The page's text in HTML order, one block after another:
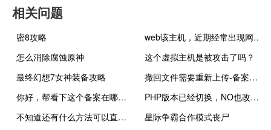
相关问题
密8攻略
web该主机，近期经常出现网页打不开
怎么消除腐蚀原神
这个虚拟主机是被攻击了吗？
最终幻想7女神装备攻略
撤回文件需要重新上传-备案平台
你好，帮看下这个备案在哪帐号下面。
PHP版本已经切换，NO也改成Off了还是打不开网站
不知道还有什么方法可以直接把本地电脑桌面文件，可以轻松传到服
星际争霸合作模式丧尸